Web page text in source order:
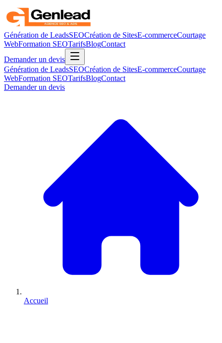
Génération de LeadsSEOCréation de SitesE-commerceCourtage
WebFormation SEOTarifsBlogContact
Demander un devis
Génération de LeadsSEOCréation de SitesE-commerceCourtage
WebFormation SEOTarifsBlogContact
Demander un devis
Accueil